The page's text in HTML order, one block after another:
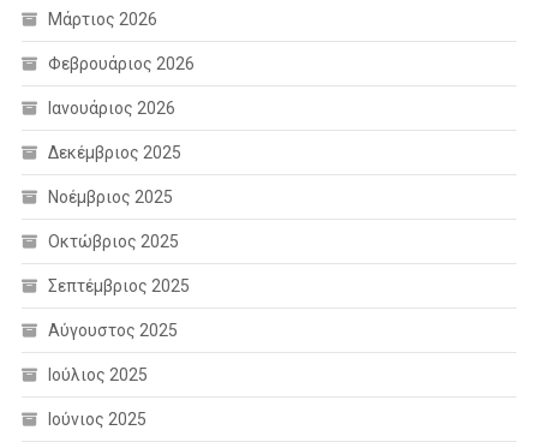
Μάρτιος 2026
Φεβρουάριος 2026
Ιανουάριος 2026
Δεκέμβριος 2025
Νοέμβριος 2025
Οκτώβριος 2025
Σεπτέμβριος 2025
Αύγουστος 2025
Ιούλιος 2025
Ιούνιος 2025